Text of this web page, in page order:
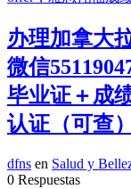
办理加拿大
微信
毕业证＋成
认证（可查
dfns en Salud y
0 Respuestas